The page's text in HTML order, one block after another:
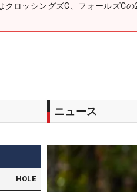
ロッシングズC、フォールズC
HOLE
ニュース